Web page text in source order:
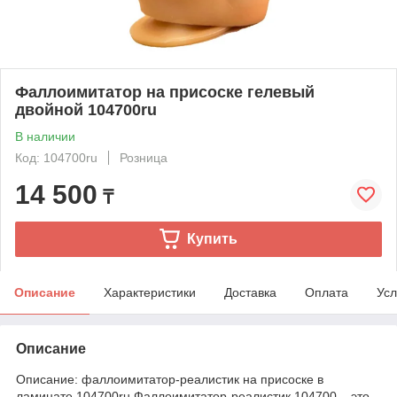
Фаллоимитатор на присоске гелевый
двойной 104700ru
В наличии
Код: 104700ru
Розница
14 500 ₸
Купить
Описание Характеристики Доставка Оплата
Описание
Описание: фаллоимитатор-реалистик на присоске в